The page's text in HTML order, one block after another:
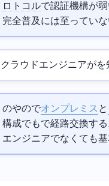
ロトコルで認証機構が弱い。対策
完全普及には至っていな
クラウドエンジニアがBGP
のやのCloud Interconnectでオンプレミス と
構成でもBGPで経路交換す
エンジニアでなくても